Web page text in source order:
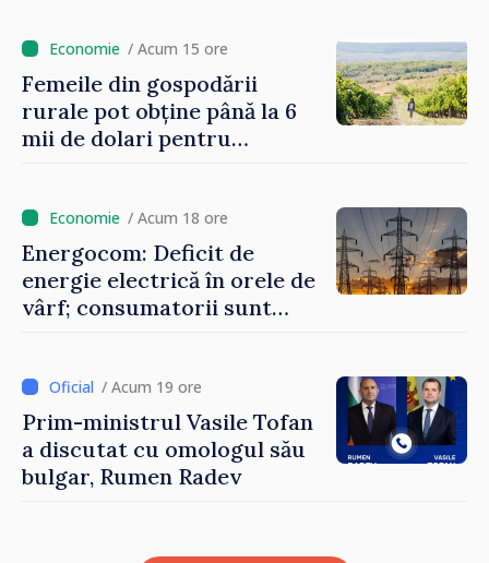
un nivel mai mic”
/ Acum 15 ore
Femeile din gospodării
rurale pot obține până la 6
mii de dolari pentru
/ Acum 18 ore
Energocom: Deficit de
energie electrică în orele de
vârf; consumatorii sunt
/ Acum 19 ore
Prim-ministrul Vasile Tofan
a discutat cu omologul său
bulgar, Rumen Radev